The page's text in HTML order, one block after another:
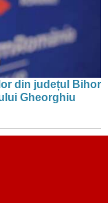
din județul Bihor
Gheorghiu